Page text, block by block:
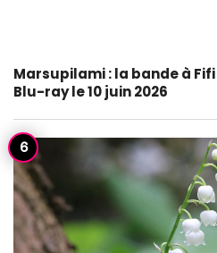
Marsupilami : la bande à
Blu-ray le 10 juin 2026